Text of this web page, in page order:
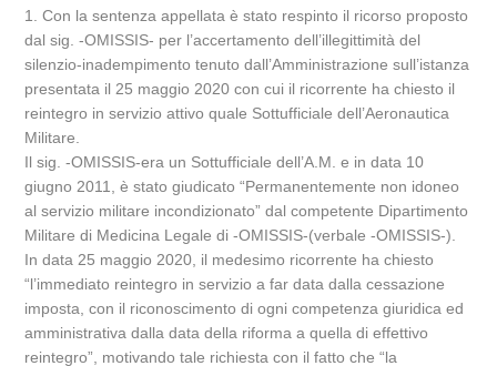
1. Con la sentenza appellata è stato respinto il ricorso proposto
dal sig. -OMISSIS- per l’accertamento dell’illegittimità del
silenzio-inadempimento tenuto dall’Amministrazione sull’istanza
presentata il 25 maggio 2020 con cui il ricorrente ha chiesto il
reintegro in servizio attivo quale Sottufficiale dell’Aeronautica
Militare.
Il sig. -OMISSIS-era un Sottufficiale dell’A.M. e in data 10
giugno 2011, è stato giudicato “Permanentemente non idoneo
al servizio militare incondizionato” dal competente Dipartimento
Militare di Medicina Legale di -OMISSIS-(verbale -OMISSIS-).
In data 25 maggio 2020, il medesimo ricorrente ha chiesto
“l’immediato reintegro in servizio a far data dalla cessazione
imposta, con il riconoscimento di ogni competenza giuridica ed
amministrativa dalla data della riforma a quella di effettivo
reintegro”, motivando tale richiesta con il fatto che “la